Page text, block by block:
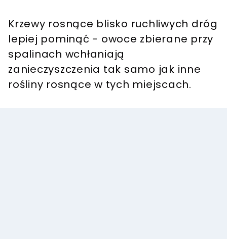
Krzewy rosnące blisko ruchliwych dróg
lepiej pominąć - owoce zbierane przy
spalinach wchłaniają
zanieczyszczenia tak samo jak inne
rośliny rosnące w tych miejscach.